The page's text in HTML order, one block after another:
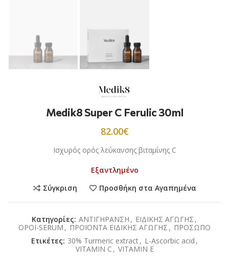
Medik8 Super C Ferulic 30ml
82.00€
Ισχυρός ορός λεύκανσης βιταμίνης C
Εξαντλημένο
Σύγκριση
Προσθήκη στα Αγαπημένα
Κατηγορίες: ΑΝΤΙΓΗΡΑΝΣΗ , ΕΙΔΙΚΗΣ ΑΓΩΓΗΣ ,
ΟΡΟΙ-SERUM , ΠΡΟΪΟΝΤΑ ΕΙΔΙΚΗΣ ΑΓΩΓΗΣ , ΠΡΟΣΩΠΟ
Ετικέτες: 30% Turmeric extract, L-Ascorbic acid ,
VITAMIN C , VITAMIN E